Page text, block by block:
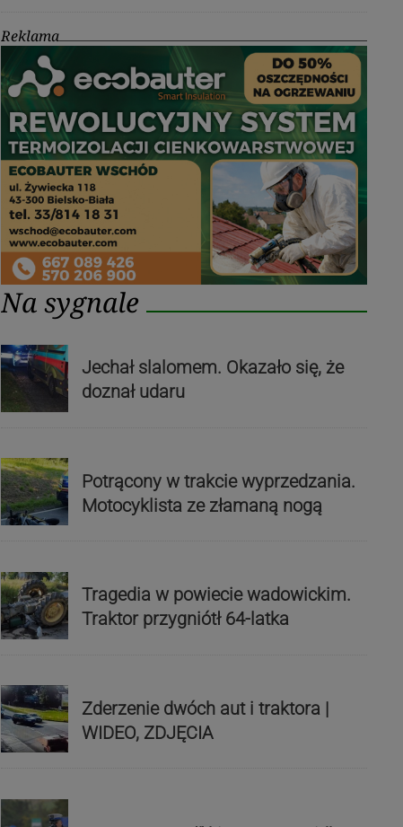
Reklama
Na sygnale
Jechał slalomem. Okazało się, że
doznał udaru
Potrącony w trakcie wyprzedzania.
Motocyklista ze złamaną nogą
Tragedia w powiecie wadowickim.
Traktor przygniótł 64-latka
Zderzenie dwóch aut i traktora |
WIDEO, ZDJĘCIA